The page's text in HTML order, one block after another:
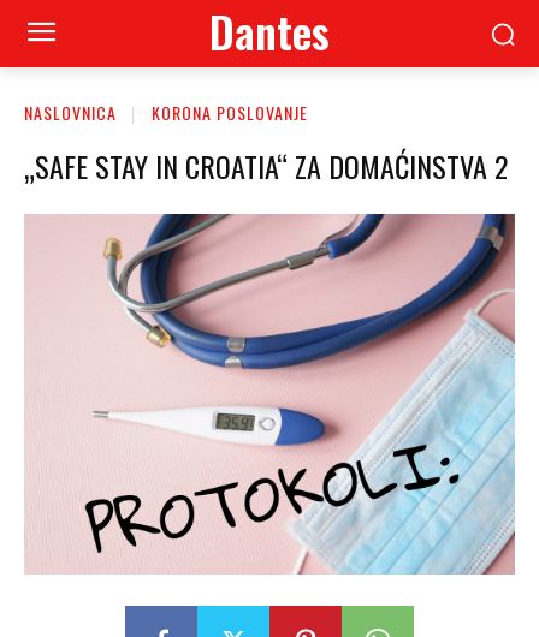
Dantes
NASLOVNICA KORONA POSLOVANJE
„SAFE STAY IN CROATIA“ ZA DOMAĆINSTVA 2